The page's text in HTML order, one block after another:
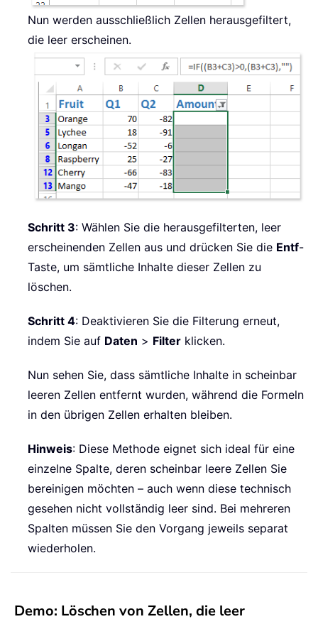
Nun werden ausschließlich Zellen herausgefiltert,
die leer erscheinen.
Schritt 3: Wählen Sie die herausgefilterten, leer
erscheinenden Zellen aus und drücken Sie die Entf-
Taste, um sämtliche Inhalte dieser Zellen zu
löschen.
Schritt 4: Deaktivieren Sie die Filterung erneut,
indem Sie auf Daten > Filter klicken.
Nun sehen Sie, dass sämtliche Inhalte in scheinbar
leeren Zellen entfernt wurden, während die Formeln
in den übrigen Zellen erhalten bleiben.
Hinweis: Diese Methode eignet sich ideal für eine
einzelne Spalte, deren scheinbar leere Zellen Sie
bereinigen möchten – auch wenn diese technisch
gesehen nicht vollständig leer sind. Bei mehreren
Spalten müssen Sie den Vorgang jeweils separat
wiederholen.
Demo: Löschen von Zellen, die leer